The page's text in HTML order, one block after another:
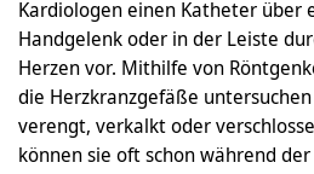
Kardiologen einen Katheter über
Handgelenk oder in der Leiste
Herzen vor. Mithilfe von
die Herzkranzgefäße
verengt, verkalkt oder
können sie oft schon während